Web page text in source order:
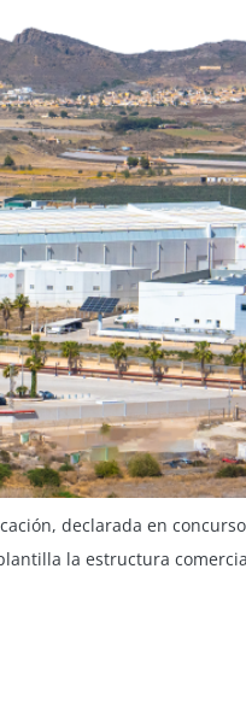
declarada en
la estructura